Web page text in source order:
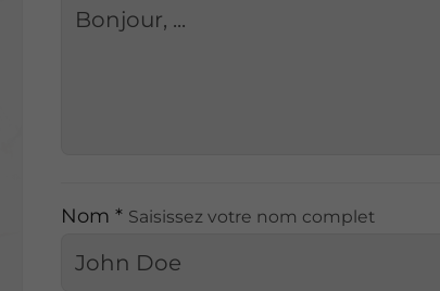
Nom * Saisissez votre nom complet